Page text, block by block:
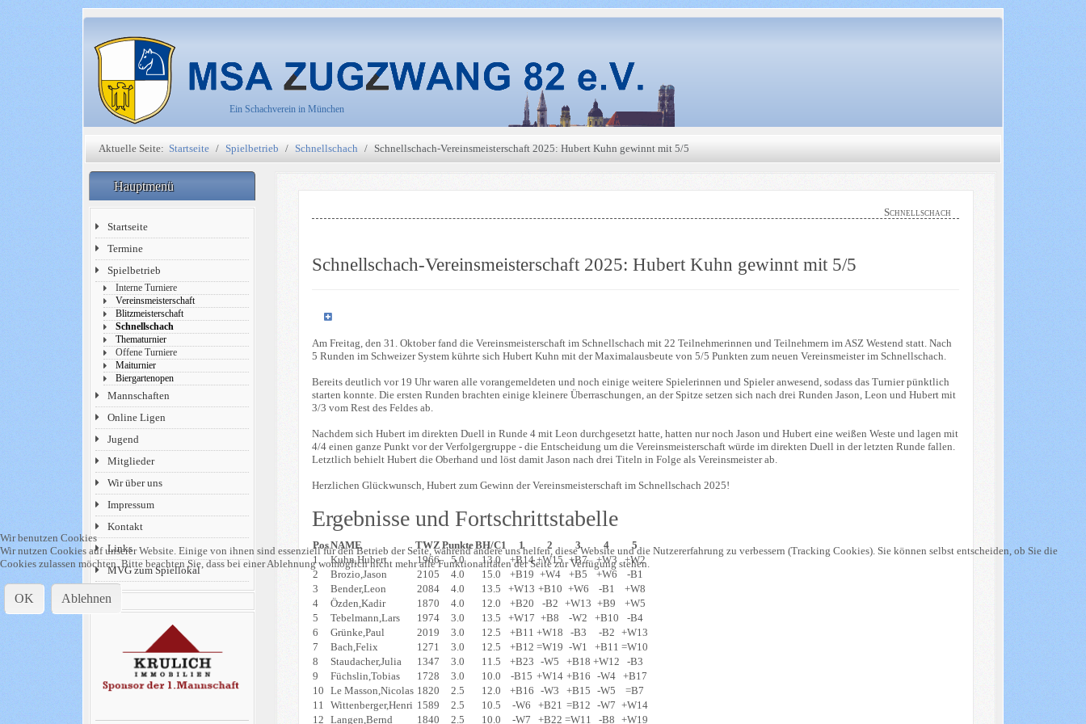
Ein Schachverein in München
Aktuelle Seite:Startseite Spielbetrieb Schnellschach Schnellschach-Vereinsmeisterschaft 2025: Hubert Kuhn gewinnt mit 5/5
Hauptmenü
Startseite
Termine
Spielbetrieb
Interne Turniere
Vereinsmeisterschaft
Blitzmeisterschaft
Schnellschach
Thematurnier
Offene Turniere
Maiturnier
Biergartenopen
Mannschaften
Online Ligen
Jugend
Mitglieder
Wir über uns
Impressum
Kontakt
Links
MVG zum Spiellokal
Schnellschach
Schnellschach-Vereinsmeisterschaft 2025: Hubert Kuhn gewinnt mit 5/5
Am Freitag, den 31. Oktober fand die Vereinsmeisterschaft im Schnellschach mit 22 Teilnehmerinnen und Teilnehmern im ASZ Westend statt. Nach
5 Runden im Schweizer System kührte sich Hubert Kuhn mit der Maximalausbeute von 5/5 Punkten zum neuen Vereinsmeister im Schnellschach.
Bereits deutlich vor 19 Uhr waren alle vorangemeldeten und noch einige weitere Spielerinnen und Spieler anwesend, sodass das Turnier pünktlich
starten konnte. Die ersten Runden brachten einige kleinere Überraschungen, an der Spitze setzen sich nach drei Runden Jason, Leon und Hubert mit
3/3 vom Rest des Feldes ab.
Nachdem sich Hubert im direkten Duell in Runde 4 mit Leon durchgesetzt hatte, hatten nur noch Jason und Hubert eine weißen Weste und lagen mit
4/4 einen ganze Punkt vor der Verfolgergruppe - die Entscheidung um die Vereinsmeisterschaft würde im direkten Duell in der letzten Runde fallen.
Letztlich behielt Hubert die Oberhand und löst damit Jason nach drei Titeln in Folge als Vereinsmeister ab.
Herzlichen Glückwunsch, Hubert zum Gewinn der Vereinsmeisterschaft im Schnellschach 2025!
Ergebnisse und Fortschrittstabelle
PosNAME TWZ PunkteBH/C1 1 2 3 4
5
1
Kuhn,Hubert 1966 5.0 13.0 +B14 +W15 +B7 +W3
+W2
2
Brozio,Jason 2105 4.0 15.0 +B19 +W4 +B5 +W6
-B1
3
Bender,Leon 2084 4.0 13.5 +W13 +B10 +W6 -B1
+W8
4
Özden,Kadir 1870 4.0 12.0 +B20 -B2 +W13 +B9
+W5
5
Tebelmann,Lars 1974 3.0 13.5 +W17 +B8 -W2 +B10
-B4
6
Grünke,Paul 2019 3.0 12.5 +B11 +W18 -B3 -B2
+W13
7
Bach,Felix 1271 3.0 12.5 +B12 =W19 -W1 +B11 =W10
8
Staudacher,Julia 1347 3.0 11.5 +B23 -W5 +B18 +W12
-B3
9
Füchslin,Tobias 1728 3.0 10.0 -B15 +W14 +B16 -W4 +B17
10
Le Masson,Nicolas 1820 2.5 12.0 +B16 -W3 +B15 -W5
=B7
11
Wittenberger,Henri 1589 2.5 10.5 -W6 +B21 =B12 -W7 +W14
12
Langen,Bernd 1840 2.5 10.0 -W7 +B22 =W11 -B8 +W19
Wir benutzen Cookies
Wir nutzen Cookies auf unserer Website. Einige von ihnen sind essenziell für den Betrieb der Seite, während andere uns helfen, diese Website und die Nutzererfahrung zu verbessern (Tracking Cookies). Sie können selbst entscheiden, ob Sie die
Cookies zulassen möchten. Bitte beachten Sie, dass bei einer Ablehnung womöglich nicht mehr alle Funktionalitäten der Seite zur Verfügung stehen.
OK Ablehnen